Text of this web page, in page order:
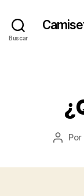
Buscar
Autor
Por